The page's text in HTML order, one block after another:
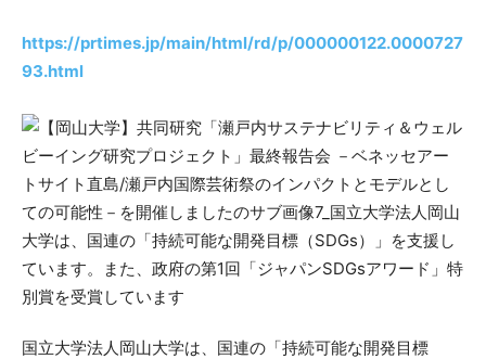
https://prtimes.jp/main/html/rd/p/000000122.0000727
93.html
国立大学法人岡山大学は、国連の「持続可能な開発目標